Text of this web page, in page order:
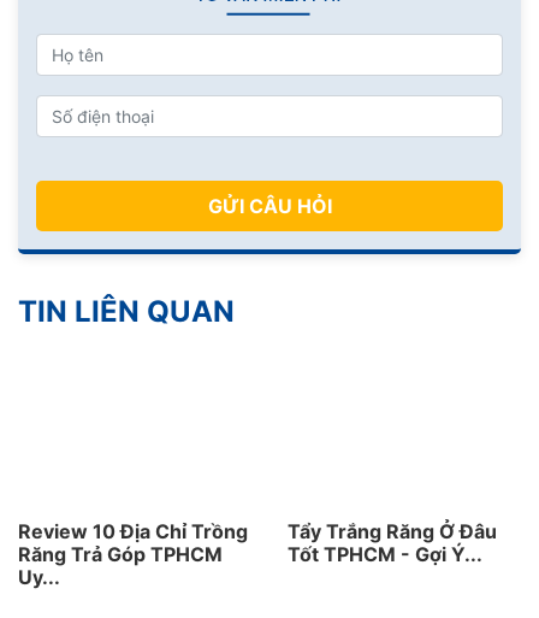
GỬI CÂU HỎI
TIN LIÊN QUAN
Review 10 Địa Chỉ Trồng
Răng Trả Góp TPHCM
Uy...
Tẩy Trắng Răng Ở Đâu
Tốt TPHCM - Gợi Ý...